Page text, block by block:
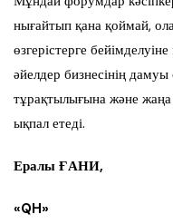
нығайтып қана қоймай,
өзгерістерге
әйелдер бизнесінің
тұрақтылығына және
ықпал етеді.
Ералы ҒАНИ,
«QH»